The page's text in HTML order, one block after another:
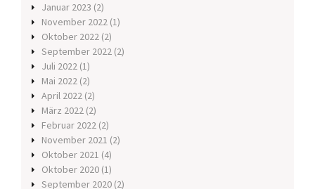
Januar 2023 (2)
November 2022 (1)
Oktober 2022 (2)
September 2022 (2)
Juli 2022 (1)
Mai 2022 (2)
April 2022 (2)
März 2022 (2)
Februar 2022 (2)
November 2021 (2)
Oktober 2021 (4)
Oktober 2020 (1)
September 2020 (2)